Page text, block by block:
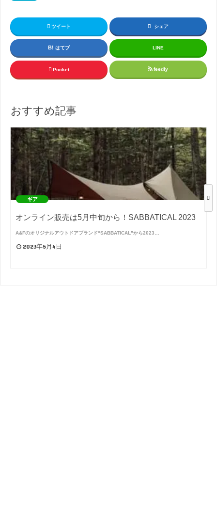
ツイート シェア
はてブ LINE
Pocket feedly
おすすめ記事
ギア
オンライン販売は5月中旬から！SABBATICAL 2023
A&Fのオリジナルアウトドアブランド“SABBATICAL”から2023…
2023年5月4日